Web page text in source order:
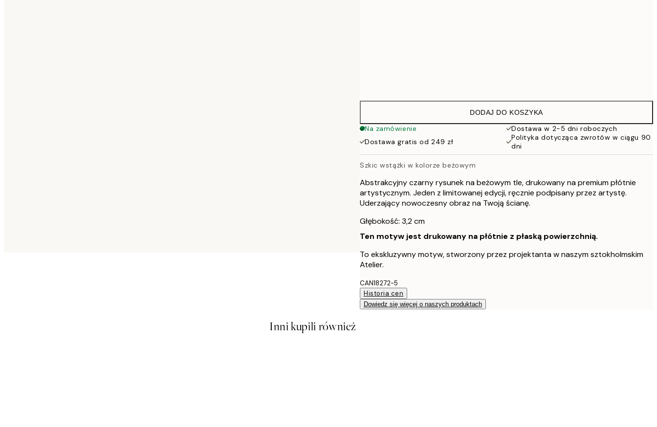
DODAJ DO KOSZYKA
Na zamówienie
Dostawa w 2-5 dni roboczych
Dostawa gratis od 249 zł
Polityka dotycząca zwrotów w ciągu 90
dni
Szkic wstążki w kolorze beżowym
Abstrakcyjny czarny rysunek na beżowym tle, drukowany na premium płótnie
artystycznym. Jeden z limitowanej edycji, ręcznie podpisany przez artystę.
Uderzający nowoczesny obraz na Twoją ścianę.
Głębokość: 3,2 cm
Ten motyw jest drukowany na płótnie z płaską powierzchnią.
To ekskluzywny motyw, stworzony przez projektanta w naszym sztokholmskim
Atelier.
CAN18272-5
Historia cen
Dowiedz się więcej o naszych produktach
Inni kupili również